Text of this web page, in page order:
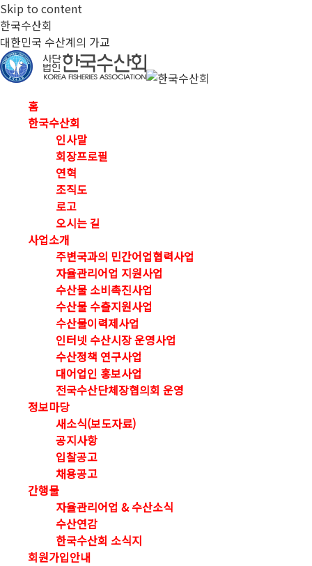
Skip to content
한국수산회
대한민국 수산계의 가교
홈
한국수산회
인사말
회장프로필
연혁
조직도
로고
오시는 길
사업소개
주변국과의 민간어업협력사업
자율관리어업 지원사업
수산물 소비촉진사업
수산물 수출지원사업
수산물이력제사업
인터넷 수산시장 운영사업
수산정책 연구사업
대어업인 홍보사업
전국수산단체장협의회 운영
정보마당
새소식(보도자료)
공지사항
입찰공고
채용공고
간행물
자율관리어업 & 수산소식
수산연감
한국수산회 소식지
회원가입안내